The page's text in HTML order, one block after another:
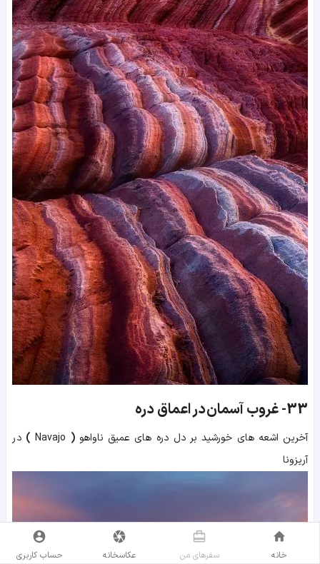
33- غروب آسمان در اعماق دره
آخرین اشعه های خورشید بر دل دره های عمیق ناواهو(
) در
آریزونا
خانه سفر‌های من عکاسخانه حساب کاربری